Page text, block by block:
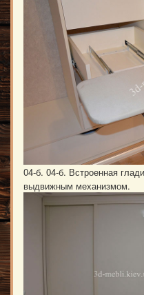
04-б. 04-б. Встроенная
выдвижным механизмом.